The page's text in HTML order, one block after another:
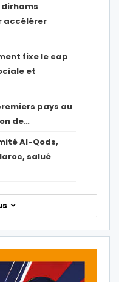
dirhams
accélérer
fixe le cap
et
pays au
de…
Al-Qods,
salué